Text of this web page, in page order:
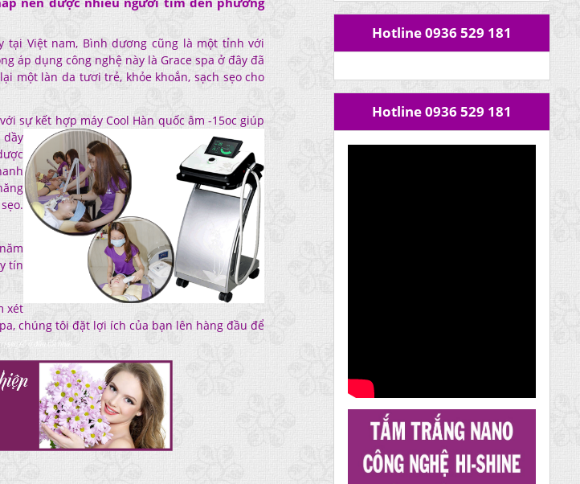
Việt nam, Bình dương cũng là một tỉnh với
áp dụng công nghệ này là Grace spa ở đây đã
một làn da tươi trẻ, khỏe khoắn, sạch sẹo cho
sự kết hợp máy Cool Hàn quốc âm -15ocgiúp
dầy
tín
xét
chúng tôi đặt lợi ích của bạn lên hàng đầu để
sẹo rỗ ở đâu tốt nhất
Hotline 0936 529 181
Hotline 0936 529 181